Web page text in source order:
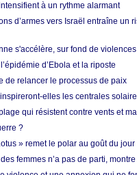
à un rythme alarmant
d’armes vers Israël entraîne
s'accélère, sur fond de
d’Ebola et la riposte
de relancer le processus de paix
elles les centrales
qui résistent contre vents et
?
» remet le polar au goût du jour
femmes n’a pas de parti,